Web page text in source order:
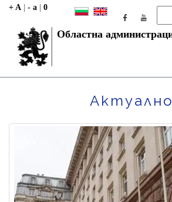
+ A - a 0
Областна
Актуално